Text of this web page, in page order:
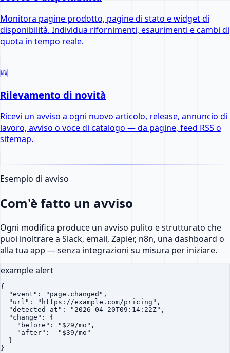
Monitora pagine prodotto, pagine di stato e widget di
disponibilità. Individua rifornimenti, esaurimenti e cambi di
quota in tempo reale.
🆕
Rilevamento di novità
Ricevi un avviso a ogni nuovo articolo, release, annuncio di
lavoro, avviso o voce di catalogo — da pagine, feed RSS o
sitemap.
Esempio di avviso
Com'è fatto un avviso
Ogni modifica produce un avviso pulito e strutturato che
puoi inoltrare a Slack, email, Zapier, n8n, una dashboard o
alla tua app — senza integrazioni su misura per iniziare.
example alert
{
  "event": "page.changed",
  "url": "https://example.com/pricing",
  "detected_at": "2026-04-20T09:14:22Z",
  "change": {
    "before": "$29/mo",
    "after":  "$39/mo"
  }
}